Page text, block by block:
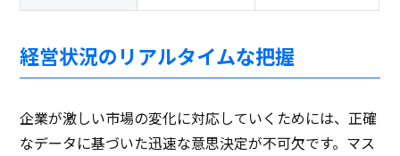
経営状況のリアルタイムな把握
企業が激しい市場の変化に対応していくためには、正確
なデータに基づいた迅速な意思決定が不可欠です。マス